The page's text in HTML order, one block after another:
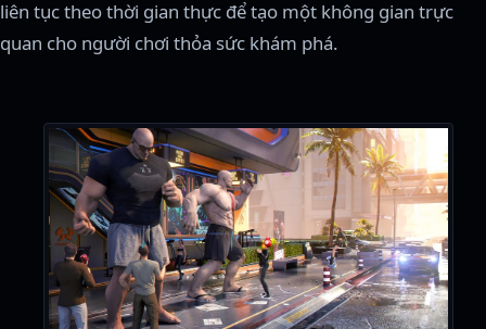
liên tục theo thời gian thực để tạo một không gian trực
quan cho người chơi thỏa sức khám phá.